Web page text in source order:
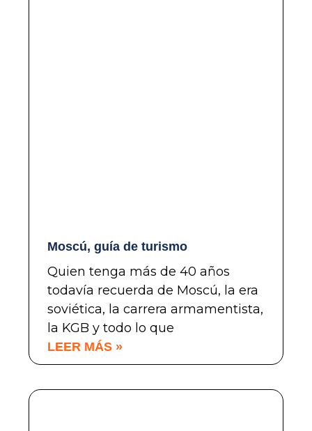
Moscú, guía de turismo
Quien tenga más de 40 años
todavía recuerda de Moscú, la era
soviética, la carrera armamentista,
la KGB y todo lo que
LEER MÁS »